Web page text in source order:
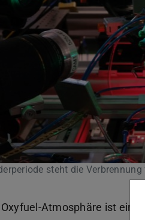
steht die
Atmosphäre ist